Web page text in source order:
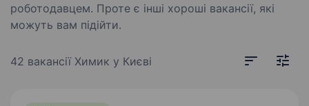
роботодавцем. Проте є інші хороші вакансії, які
можуть вам підійти.
42 вакансії Химик у Києві